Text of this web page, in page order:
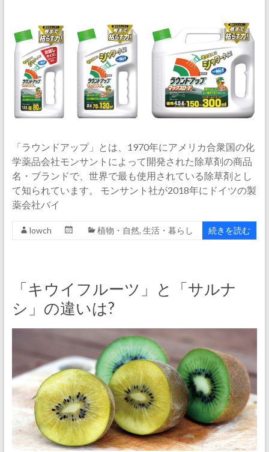
「ラウンドアップ」とは、1970年にアメリカ合衆国の化
学薬品会社モンサントによって開発された除草剤の商品
名・ブランドで、世界で最も使用されている除草剤とし
て知られています。 モンサント社が2018年にドイツの製
薬会社バイ
lowch 植物・自然, 生活・暮らし 続きを読む
「キウイフルーツ」と「サルナ
シ」の違いは?